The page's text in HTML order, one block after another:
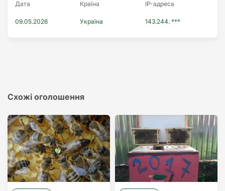
Дата Країна IP-адреса
09.05.2026 Україна 143.244. ***
Схожі оголошення